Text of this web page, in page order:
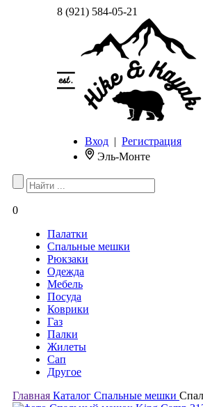
8 (921) 584-05-21
Вход | Регистрация
Эль-Монте
0
Палатки
Спальные мешки
Рюкзаки
Одежда
Мебель
Посуда
Коврики
Газ
Палки
Жилеты
Сап
Другое
Главная Каталог Спальные мешки